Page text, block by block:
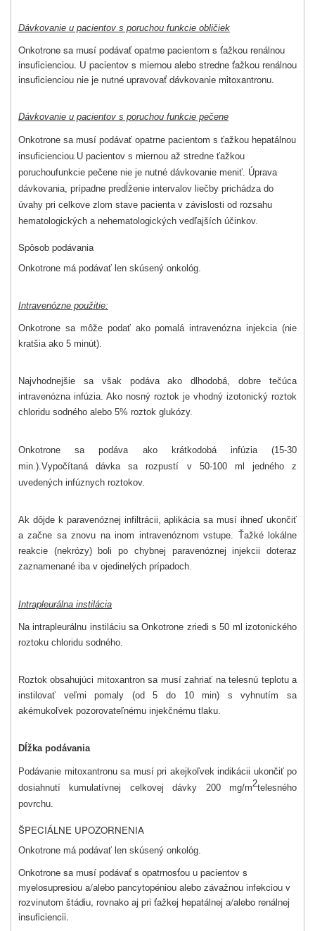
Dávkovanie u pacientov s poruchou funkcie obličiek
Onkotrone sa musí podávať opatrne pacientom s ťažkou renálnou
insuficienciou. U pacientov s miernou alebo stredne ťažkou renálnou
insuficienciou nie je nutné upravovať dávkovanie mitoxantronu.
Dávkovanie u pacientov s poruchou funkcie pečene
Onkotrone sa musí podávať opatrne pacientom s ťažkou hepatálnou
insuficienciou U pacientov s miernou až stredne ťažkou
poruchoufunkcie pečene nie je nutné dávkovanie meniť. Úprava
dávkovania, prípadne predĺženie intervalov liečby prichádza do
úvahy pri celkove zlom stave pacienta v závislosti od rozsahu
hematologických a nehematologických vedľajších účinkov.
Spôsob podávania
Onkotrone má podávať len skúsený onkológ
Intravenózne použitie:
Onkotrone sa môže podať ako pomalá intravenózna injekcia (nie
kratšia ako 5 minút).
Najvhodnejšie sa však podáva ako dlhodobá, dobre tečúca
intravenózna infúzia. Ako nosný roztok je vhodný izotonický roztok
chloridu sodného alebo 5% roztok glukózy.
Onkotrone sa podáva ako krátkodobá infúzia (15-30
min.).Vypočítaná dávka sa rozpustí v 50-100 ml jedného z
uvedených infúznych roztokov.
Ak dôjde k paravenóznej infiltrácii, aplikácia sa musí ihneď ukončiť
a začne sa znovu na inom intravenóznom vstupe. Ťažké lokálne
reakcie (nekrózy) boli po chybnej paravenóznej injekcii doteraz
zaznamenané iba v ojedinelých prípadoch.
Intrapleurálna instilácia
Na intrapleurálnu instiláciu sa Onkotrone zriedi s 50 ml izotonického
roztoku chloridu sodného.
Roztok obsahujúci mitoxantron sa musí zahriať na telesnú teplotu a
instilovať veľmi pomaly (od 5 do 10 min) s vyhnutím sa
akémukoľvek pozorovateľnému injekčnému tlaku.
Dĺžka podávania
Podávanie mitoxantronu sa musí pri akejkoľvek indikácii ukončiť po
dosiahnutí kumulatívnej celkovej dávky 200 mg/m2telesného
povrchu.
ŠPECIÁLNE UPOZORNENIA
Onkotrone má podávať len skúsený onkológ.
Onkotrone sa musí podávať s opatrnosťou u pacientov s
myelosupresiou a/alebo pancytopéniou alebo závažnou infekciou v
rozvinutom štádiu, rovnako aj pri ťažkej hepatálnej a/alebo renálnej
insuficiencii.